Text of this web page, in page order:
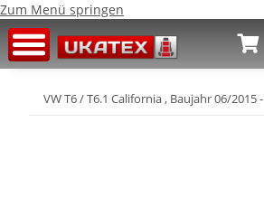
Zum Menü springen
VW T6 / T6.1 California , Baujahr 06/2015 -